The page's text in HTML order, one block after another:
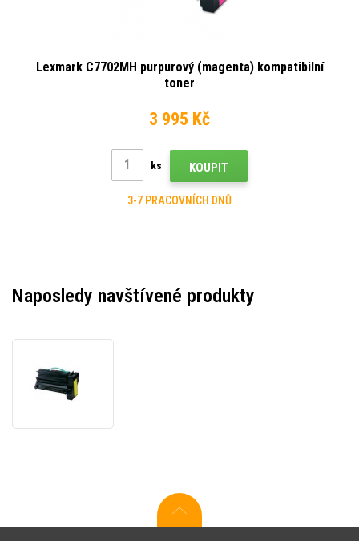
Lexmark C7702MH purpurový (magenta) kompatibilní
toner
3 995 Kč
ks KOUPIT
3-7 PRACOVNÍCH DNŮ
Naposledy navštívené produkty
kompatibilní